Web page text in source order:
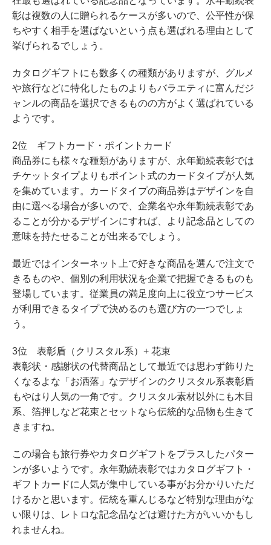
彰は複数の人に贈られるケースが多いので、公平性が保
ちやすく相手を選ばないという点も選ばれる理由として
挙げられるでしょう。
カタログギフトにも数多くの種類がありますが、グルメ
や旅行などに特化したものよりもバラエティに富んだジ
ャンルの商品を選択できるものの方がよく選ばれている
ようです。
2位 ギフトカード・ポイントカード
商品券にも様々な種類がありますが、永年勤続表彰では
チケットタイプよりもポイント式のカードタイプが人気
を集めています。カードタイプの商品券はデザインを自
由に選べる場合が多いので、企業名や永年勤続表彰であ
ることが分かるデザインにすれば、より記念品としての
意味を持たせることが出来るでしょう。
最近ではインターネット上で好きな商品を選んで注文で
きるものや、個別の利用状況を企業で把握できるものも
登場しています。従業員の満足度向上に役立つサービス
が利用できるタイプで決めるのも選び方の一つでしょ
う。
3位 表彰盾（クリスタル系）+ 花束
表彰状・感謝状の代替商品として最近では思わず飾りた
くなるよな「お洒落」なデザインのクリスタル系表彰盾
もやはり人気の一角です。クリスタル素材以外にも木目
系、箔押しなど花束とセットなら伝統的な品物も生きて
きますね。
この場合も旅行券やカタログギフトをプラスしたパター
ンが多いようです。永年勤続表彰ではカタログギフト・
ギフトカードに人気が集中している事がお分かりいただ
けるかと思います。伝統を重んじるなど特別な理由がな
い限りは、レトロな記念品などは避けた方がいいかもし
れませんね。